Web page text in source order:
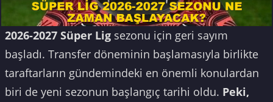
2026-2027 Süper Lig sezonu için geri sayım
başladı. Transfer döneminin başlamasıyla birlikte
taraftarların gündemindeki en önemli konulardan
biri de yeni sezonun başlangıç tarihi oldu. Peki,